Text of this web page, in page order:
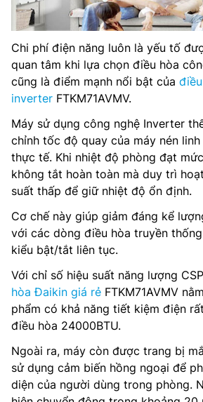
Chi phí điện năng luôn là yếu tố
quan tâm khi lựa chọn điều hòa
cũng là điểm mạnh nổi bật của
inverter FTKM71AVMV.
Máy sử dụng công nghệ Inverter
chỉnh tốc độ quay của máy nén
thực tế. Khi nhiệt độ phòng đạt
không tắt hoàn toàn mà duy trì
suất thấp để giữ nhiệt độ ổn định.
Cơ chế này giúp giảm đáng kể
với các dòng điều hòa truyền
kiểu bật/tắt liên tục.
Với chỉ số hiệu suất năng lượng
hòa Đaikin giá rẻ FTKM71AVMV
phẩm có khả năng tiết kiệm điện
điều hòa 24000BTU.
Ngoài ra, máy còn được trang bị
sử dụng cảm biến hồng ngoại để
diện của người dùng trong phòng.